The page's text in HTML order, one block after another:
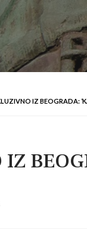
IZ BEOGRADA:
IZ